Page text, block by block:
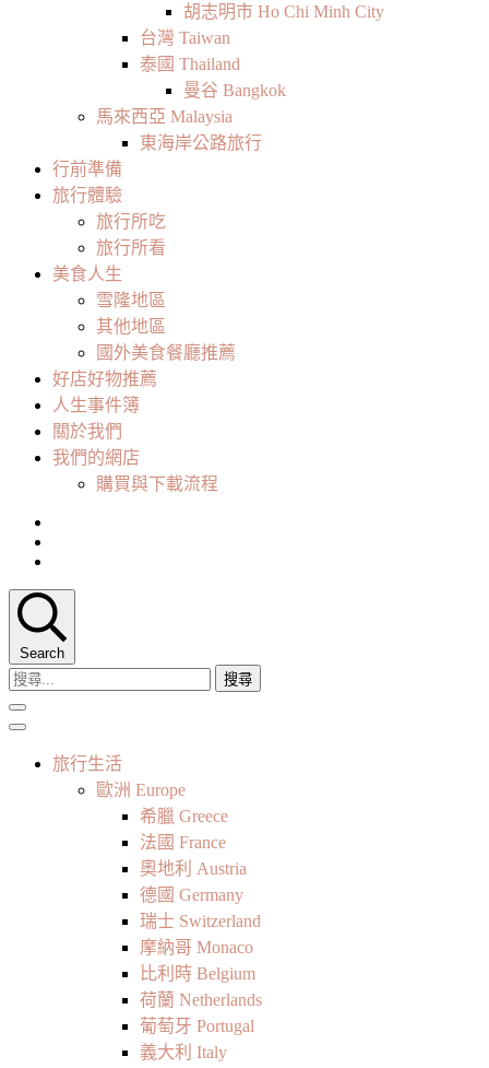
胡志明市 Ho Chi Minh City
台灣 Taiwan
泰國 Thailand
曼谷 Bangkok
馬來西亞 Malaysia
東海岸公路旅行
行前準備
旅行體驗
旅行所吃
旅行所看
美食人生
雪隆地區
其他地區
國外美食餐廳推薦
好店好物推薦
人生事件簿
關於我們
我們的網店
購買與下載流程
Search
搜
尋
關
旅行生活
歐洲 Europe
希臘 Greece
法國 France
奧地利 Austria
德國 Germany
瑞士 Switzerland
摩納哥 Monaco
比利時 Belgium
荷蘭 Netherlands
葡萄牙 Portugal
義大利 Italy